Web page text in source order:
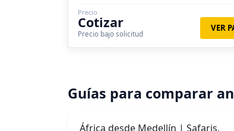
Precio
Cotizar
Precio bajo solicitud
VER
Guías para comparar
África desde Medellín | Safaris,